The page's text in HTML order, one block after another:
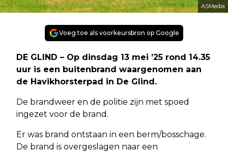
ASMedia
Voeg toe als voorkeursbron op Google
DE GLIND – Op dinsdag 13 mei ’25 rond 14.35
uur is een buitenbrand waargenomen aan
de Havikhorsterpad in De Glind.
De brandweer en de politie zijn met spoed
ingezet voor de brand.
Er was brand ontstaan in een berm/bosschage.
De brand is overgeslagen naar een